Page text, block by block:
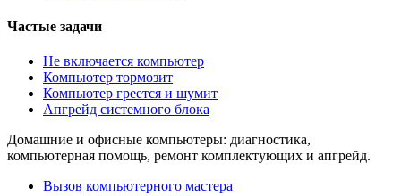
Частые задачи
Не включается компьютер
Компьютер тормозит
Компьютер греется и шумит
Апгрейд системного блока
Домашние и офисные компьютеры: диагностика,
компьютерная помощь, ремонт комплектующих и апгрейд.
Вызов компьютерного мастера